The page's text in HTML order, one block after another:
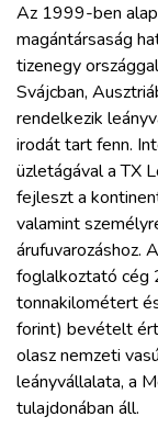
Az 1999-ben
magántársaság
tizenegy
Svájcban,
rendelkezik
irodát tart fenn.
üzletágával a TX
fejleszt a
valamint
árufuvarozáshoz.
foglalkoztató cég
tonnakilométert
forint) bevételt
olasz nemzeti
leányvállalata, a
tulajdonában áll.